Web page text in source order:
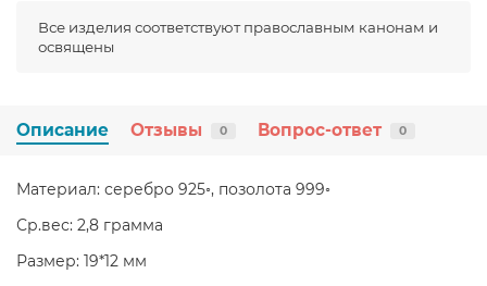
Все изделия соответствуют православным канонам и
освящены
Описание Отзывы 0 Вопрос-ответ 0
Материал: серебро 925◦, позолота 999◦
Ср.вес: 2,8 грамма
Размер: 19*12 мм